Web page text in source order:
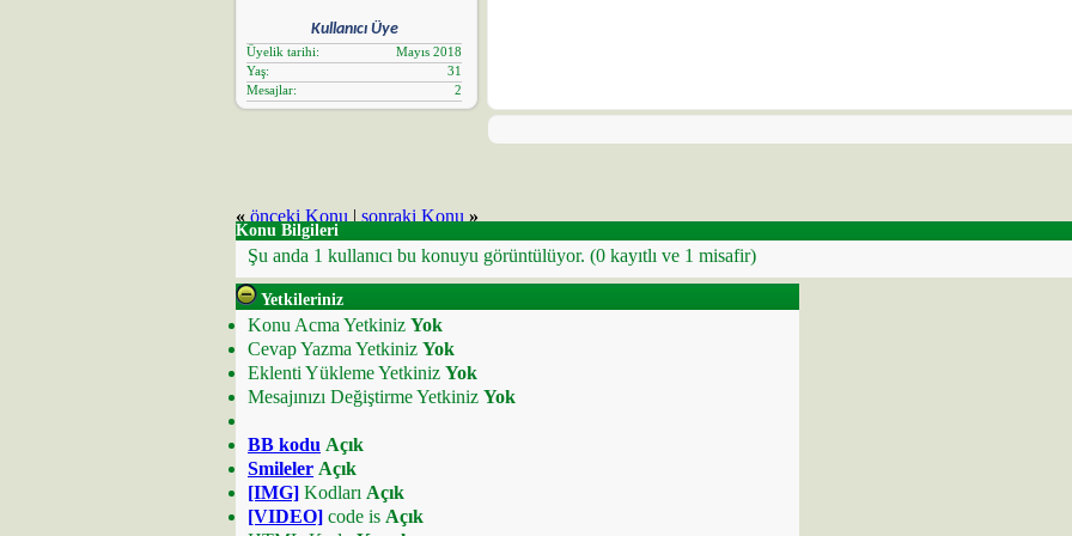
Kullanıcı Üye
Üyelik tarihi
Mayıs 2018
Yaş
31
Mesajlar
2
« önceki Konu | sonraki Konu »
Konu Bilgileri
Şu anda 1 kullanıcı bu konuyu görüntülüyor. (0 kayıtlı ve 1 misafir)
Yetkileriniz
Konu Acma Yetkiniz Yok
Cevap Yazma Yetkiniz Yok
Eklenti Yükleme Yetkiniz Yok
Mesajınızı Değiştirme Yetkiniz Yok
BB kodu Açık
Smileler Açık
[IMG] Kodları Açık
[VIDEO] code is Açık